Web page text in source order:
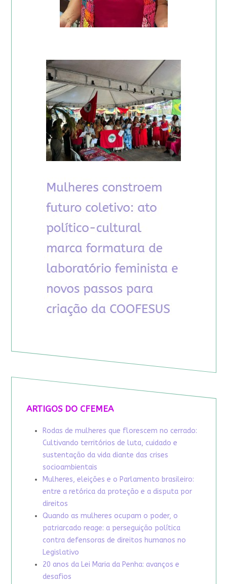
ARTIGOS DO CFEMEA
Rodas de mulheres que florescem no cerrado:
Cultivando territórios de luta, cuidado e
sustentação da vida diante das crises
socioambientais
Mulheres, eleições e o Parlamento brasileiro:
entre a retórica da proteção e a disputa por
direitos
Quando as mulheres ocupam o poder, o
patriarcado reage: a perseguição política
contra defensoras de direitos humanos no
Legislativo
20 anos da Lei Maria da Penha: avanços e
desafios